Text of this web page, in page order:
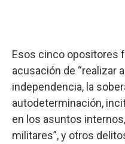
Esos cinco opositores
acusación de “realizar
independencia, la
autodeterminación,
en los asuntos
militares”, y otros